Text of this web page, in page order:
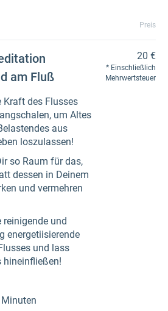
Preis
am Fluß
Kraft des Flusses
um Altes
aus
loszulassen!
so Raum für das,
dessen in Deinem
und vermehren
reinigende und
energetiisierende
und lass
hineinfließen!
20 €
Einschließlich
Mehrwertsteuer